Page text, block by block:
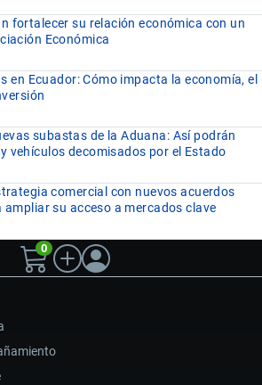
fortalecer su relación económica con un
Económica
en Ecuador: Cómo impacta la economía, el
subastas de la Aduana: Así podrán
vehículos decomisados por el Estado
comercial con nuevos acuerdos
su acceso a mercados clave
0